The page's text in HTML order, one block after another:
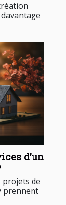
d’un
projets de
prennent